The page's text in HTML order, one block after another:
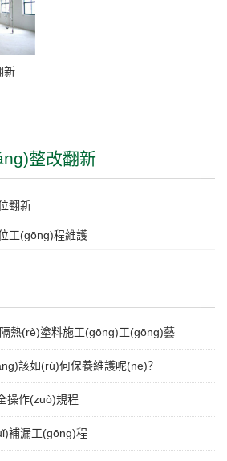
新
整改翻新
翻新
工(gōng)程維護
熱(rè)塗料施工(gōng)工(gōng)藝
該如(rú)何保養維護呢(ne)？
操作(zuò)規程
補漏工(gōng)程